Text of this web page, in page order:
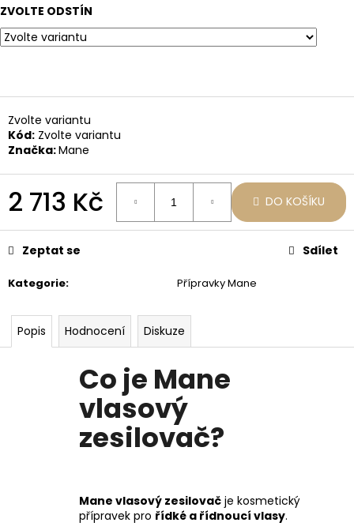
ZVOLTE ODSTÍN
Zvolte variantu
Kód: Zvolte variantu
Značka:Mane
2 713 Kč
cena:
DO KOŠÍKU
Kategorie: Přípravky Mane
Zeptat se Sdílet
Popis Hodnocení Diskuze
Co je Mane
vlasový
zesilovač?
Mane vlasový zesilovač je kosmetický
přípravek pro řídké a řídnoucí vlasy.
p
o
r
u
j
e
m
e
STARTOVACÍ
BALÍČEK
989
Kč